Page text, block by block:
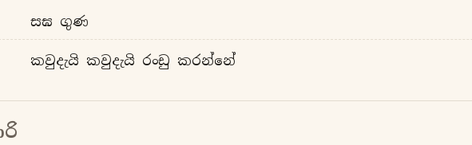
සඝ ගුණ
කවුදැයි කවුදැයි රංඩු කරන්නේ